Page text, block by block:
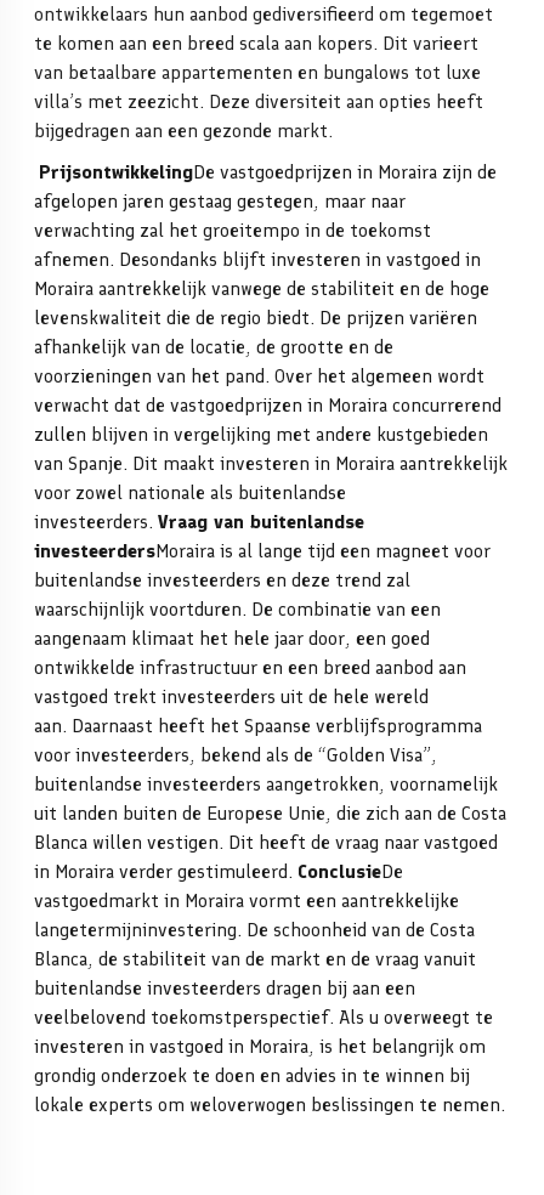
ontwikkelaars hun aanbod gediversifieerd om tegemoet
te komen aan een breed scala aan kopers. Dit varieert
van betaalbare appartementen en bungalows tot luxe
villa’s met zeezicht. Deze diversiteit aan opties heeft
bijgedragen aan een gezonde markt.
PrijsontwikkelingDe vastgoedprijzen in Moraira zijn de
afgelopen jaren gestaag gestegen, maar naar
verwachting zal het groeitempo in de toekomst
afnemen. Desondanks blijft investeren in vastgoed in
Moraira aantrekkelijk vanwege de stabiliteit en de hoge
levenskwaliteit die de regio biedt. De prijzen variëren
afhankelijk van de locatie, de grootte en de
voorzieningen van het pand. Over het algemeen wordt
verwacht dat de vastgoedprijzen in Moraira concurrerend
zullen blijven in vergelijking met andere kustgebieden
van Spanje. Dit maakt investeren in Moraira aantrekkelijk
voor zowel nationale als buitenlandse
investeerders. Vraag van buitenlandse
investeerdersMoraira is al lange tijd een magneet voor
buitenlandse investeerders en deze trend zal
waarschijnlijk voortduren. De combinatie van een
aangenaam klimaat het hele jaar door, een goed
ontwikkelde infrastructuur en een breed aanbod aan
vastgoed trekt investeerders uit de hele wereld
aan. Daarnaast heeft het Spaanse verblijfsprogramma
voor investeerders, bekend als de “Golden Visa”,
buitenlandse investeerders aangetrokken, voornamelijk
uit landen buiten de Europese Unie, die zich aan de Costa
Blanca willen vestigen. Dit heeft de vraag naar vastgoed
in Moraira verder gestimuleerd. ConclusieDe
vastgoedmarkt in Moraira vormt een aantrekkelijke
langetermijninvestering. De schoonheid van de Costa
Blanca, de stabiliteit van de markt en de vraag vanuit
buitenlandse investeerders dragen bij aan een
veelbelovend toekomstperspectief. Als u overweegt te
investeren in vastgoed in Moraira, is het belangrijk om
grondig onderzoek te doen en advies in te winnen bij
lokale experts om weloverwogen beslissingen te nemen.